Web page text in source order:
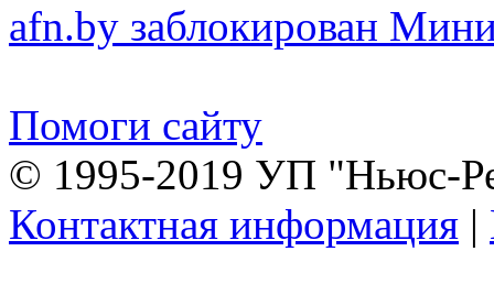
afn.by заблокирован
Помоги сайту
© 1995-2019 УП "Ньюс-
Контактная информация |